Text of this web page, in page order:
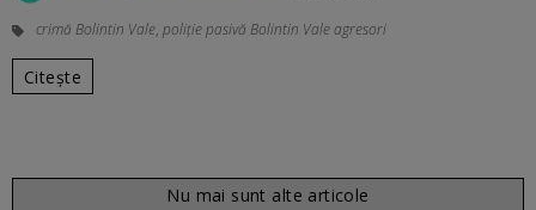
crimă Bolintin Vale, poliție pasivă Bolintin Vale agresori
Citește
Nu mai sunt alte articole